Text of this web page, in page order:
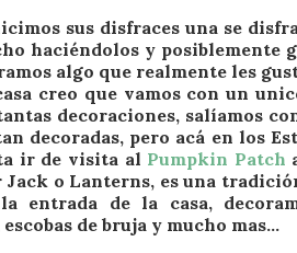
sus disfraces una se
haciéndolos y posiblemente
algo que realmente les
creo que vamos con un
decoraciones, salíamos
decoradas, pero acá en los
ir de visita al Pumpkin Patch
Jack o Lanterns, es una
entrada de la casa,
de bruja y mucho mas…